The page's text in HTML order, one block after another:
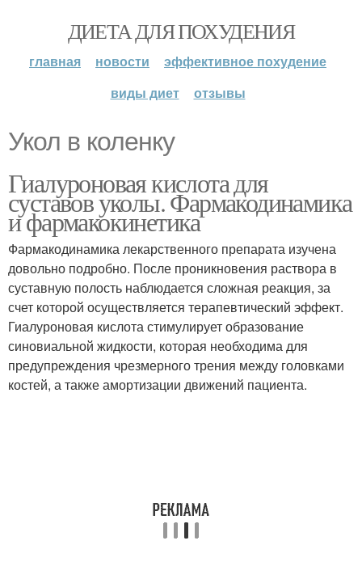
ДИЕТА ДЛЯ ПОХУДЕНИЯ
главная новости
эффективное похудение
виды диет
отзывы
Укол в коленку
Гиалуроновая кислота для
суставов уколы. Фармакодинамика
и фармакокинетика
Фармакодинамика лекарственного препарата изучена
довольно подробно. После проникновения раствора в
суставную полость наблюдается сложная реакция, за
счет которой осуществляется терапевтический эффект.
Гиалуроновая кислота стимулирует образование
синовиальной жидкости, которая необходима для
предупреждения чрезмерного трения между головками
костей, а также амортизации движений пациента.